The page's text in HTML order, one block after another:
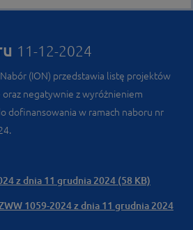
11-12-2024
(ION) przedstawia listę projektów
negatywnie z wyróżnieniem
dofinansowania w ramach naboru nr
z dnia 11 grudnia 2024 (58 KB)
1059-2024 z dnia 11 grudnia 2024